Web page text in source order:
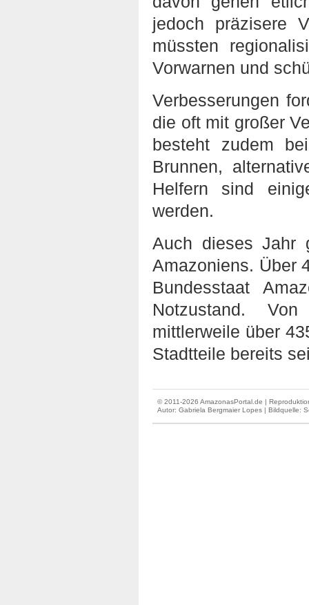
jedoch präzisere
müssten
Vorwarnen und
Verbesserungen
die oft mit großer
besteht zudem
Brunnen,
Helfern sind
werden.
Auch dieses Jahr
Amazoniens. Über
Bundesstaat
Notzustand.
mittlerweile über
Stadtteile bereits
© 2011-2026 AmazonasPortal.de |
Autor: Gabriela Bergmaier Lopes | Bildquelle: